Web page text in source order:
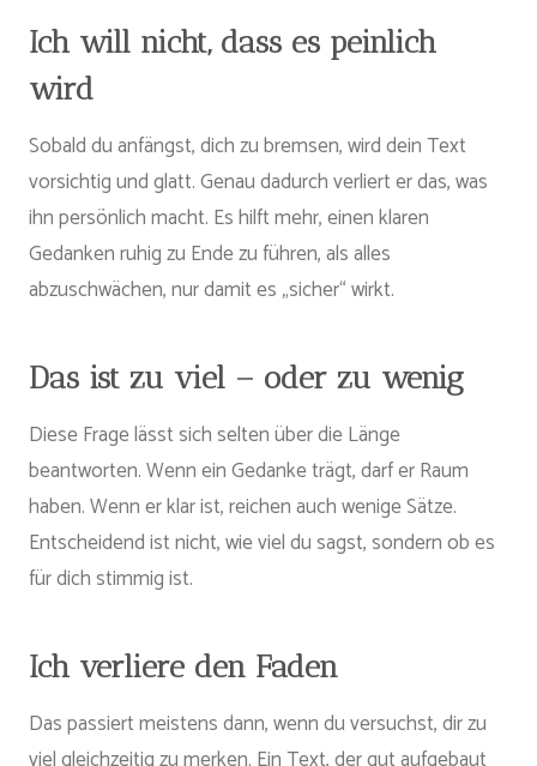
Ich will nicht, dass es peinlich
wird
Sobald du anfängst, dich zu bremsen, wird dein Text
vorsichtig und glatt. Genau dadurch verliert er das, was
ihn persönlich macht. Es hilft mehr, einen klaren
Gedanken ruhig zu Ende zu führen, als alles
abzuschwächen, nur damit es „sicher“ wirkt.
Das ist zu viel – oder zu wenig
Diese Frage lässt sich selten über die Länge
beantworten. Wenn ein Gedanke trägt, darf er Raum
haben. Wenn er klar ist, reichen auch wenige Sätze.
Entscheidend ist nicht, wie viel du sagst, sondern ob es
für dich stimmig ist.
Ich verliere den Faden
Das passiert meistens dann, wenn du versuchst, dir zu